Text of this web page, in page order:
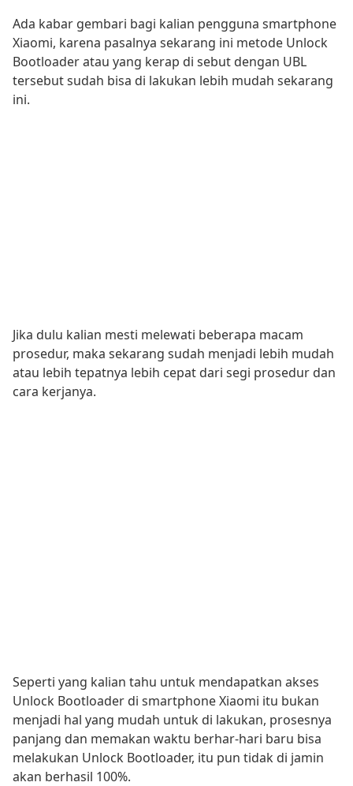
Ada kabar gembari bagi kalian pengguna smartphone
Xiaomi, karena pasalnya sekarang ini metode Unlock
Bootloader atau yang kerap di sebut dengan UBL
tersebut sudah bisa di lakukan lebih mudah sekarang
ini.
Jika dulu kalian mesti melewati beberapa macam
prosedur, maka sekarang sudah menjadi lebih mudah
atau lebih tepatnya lebih cepat dari segi prosedur dan
cara kerjanya.
Seperti yang kalian tahu untuk mendapatkan akses
Unlock Bootloader di smartphone Xiaomi itu bukan
menjadi hal yang mudah untuk di lakukan, prosesnya
panjang dan memakan waktu berhar-hari baru bisa
melakukan Unlock Bootloader, itu pun tidak di jamin
akan berhasil 100%.